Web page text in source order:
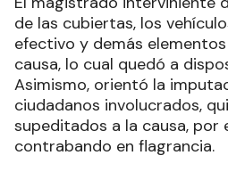
de las cubiertas, los
efectivo y demás
causa, lo cual quedó a
Asimismo, orientó la
ciudadanos involucrados,
supeditados a la causa, por
contrabando en flagrancia.